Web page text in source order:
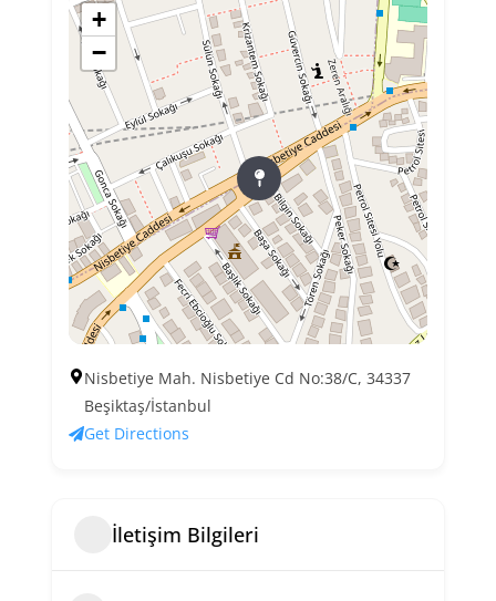
+
−
Nisbetiye Mah. Nisbetiye Cd No:38/C, 34337
Beşiktaş/İstanbul
Get Directions
İletişim Bilgileri